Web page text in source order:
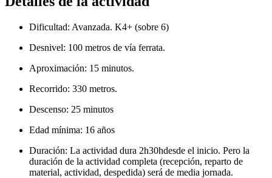
Dificultad: Avanzada. K4+ (sobre 6)
Desnivel: 100 metros de vía ferrata.
Aproximación: 15 minutos.
Recorrido: 330 metros.
Descenso: 25 minutos
Edad mínima: 16 años
Duración: La actividad dura 2h30hdesde el inicio. Pero la
duración de la actividad completa (recepción, reparto de
material, actividad, despedida) será de media jornada.